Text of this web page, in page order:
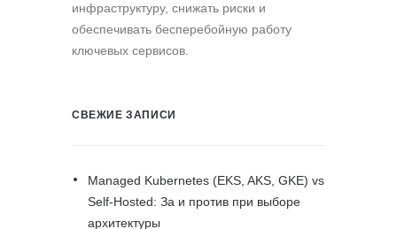
инфраструктуру, снижать риски и
обеспечивать бесперебойную работу
ключевых сервисов.
СВЕЖИЕ ЗАПИСИ
Managed Kubernetes (EKS, AKS, GKE) vs
Self-Hosted: За и против при выборе
архитектуры